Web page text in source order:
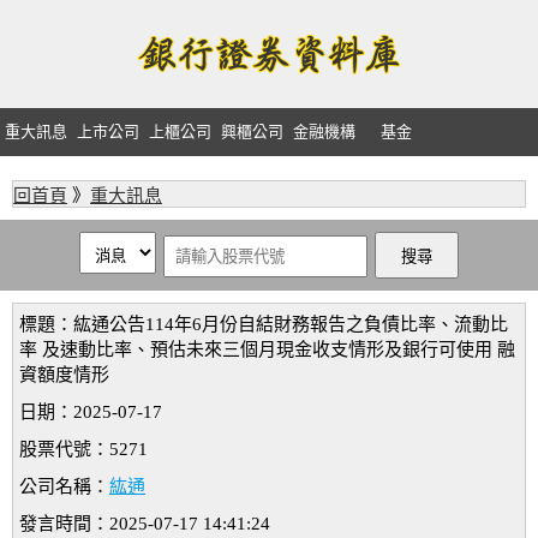
重大訊息 上市公司 上櫃公司 興櫃公司 金融機構 基金
回首頁 》 重大訊息
標題：紘通公告114年6月份自結財務報告之負債比率、流動比
率 及速動比率、預估未來三個月現金收支情形及銀行可使用 融
資額度情形
日期：2025-07-17
股票代號：5271
公司名稱： 紘通
發言時間：2025-07-17 14:41:24